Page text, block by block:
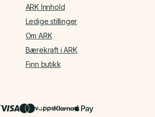
ARK Innhold
Ledige stillinger
Om ARK
Bærekraft i ARK
Finn butikk